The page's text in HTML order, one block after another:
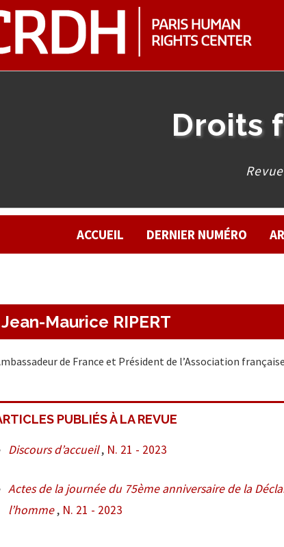
Droits
ACCUEIL DERNIER NUMÉRO
Jean-Maurice RIPERT
de France et Président de l’Association
PUBLIÉS À LA REVUE
Discours d’accueil , N. 21 - 2023
Actes de la journée du 75ème anniversaire de la
l’homme , N. 21 - 2023